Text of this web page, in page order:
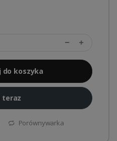
do koszyka
teraz
Porównywarka